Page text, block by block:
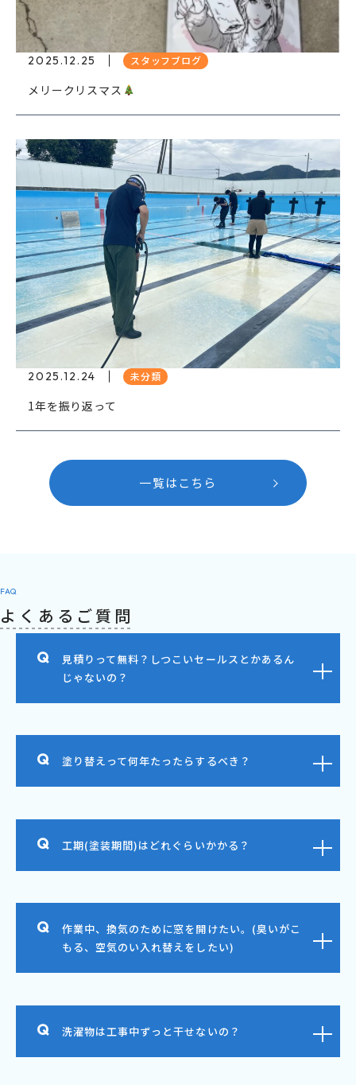
2025.12.25 スタッフブログ
メリークリスマス
2025.12.24 未分類
1年を振り返って
一覧はこちら
FAQ
よくあるご質問
見積りって無料？しつこいセールスとかあるん
じゃないの？
塗り替えって何年たったらするべき？
工期(塗装期間)はどれぐらいかかる？
作業中、換気のために窓を開けたい。(臭いがこ
もる、空気のい入れ替えをしたい)
洗濯物は工事中ずっと干せないの？